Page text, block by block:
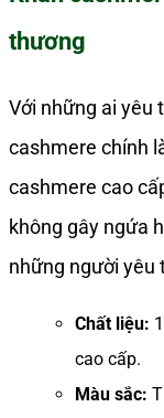
thương
Với những ai yêu
cashmere chính
cashmere cao
không gây ngứa
những người yêu
Chất liệu:
cao cấp.
Màu sắc: